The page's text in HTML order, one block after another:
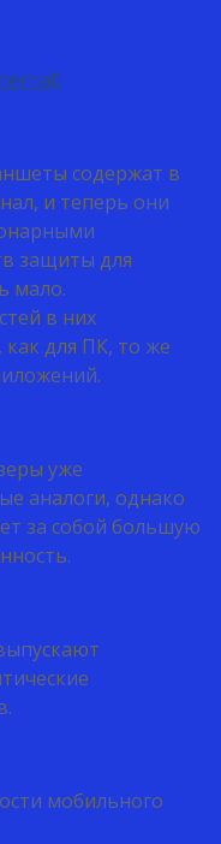
содержат в
и теперь они
защиты для
мало.
в них
для ПК, то же
уже
аналоги, однако
за собой большую
мобильного